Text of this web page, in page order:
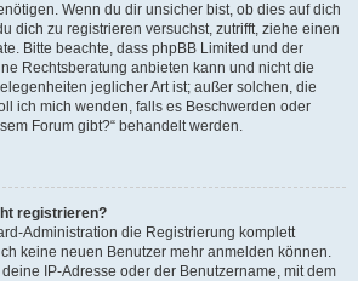
Wenn du dir unsicher bist, ob dies auf dich
dich zu registrieren versuchst, zutrifft, ziehe einen
Bitte beachte, dass phpBB Limited und der
Rechtsberatung anbieten kann und nicht die
jeglicher Art ist; außer solchen, die
ich mich wenden, falls es Beschwerden oder
Forum gibt?“ behandelt werden.
registrieren?
Administration die Registrierung komplett
keine neuen Benutzer mehr anmelden können.
IP-Adresse oder der Benutzername, mit dem